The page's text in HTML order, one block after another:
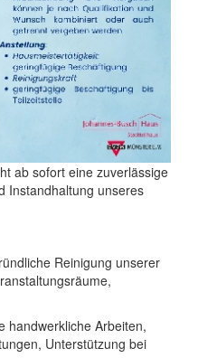
ab sofort eine zuverlässige
Instandhaltung unseres
Reinigung unserer
handwerkliche Arbeiten,
Unterstützung bei